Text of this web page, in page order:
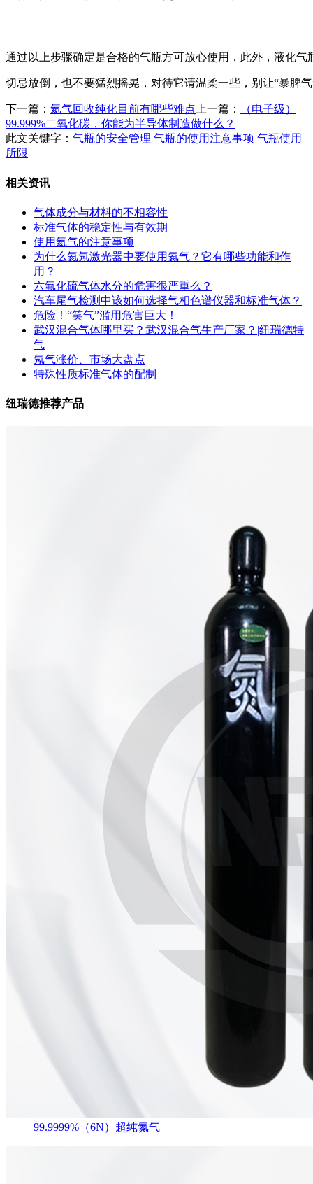
通过以上步骤确定是合格的气瓶方可放心使用，此外，液化气
切忌放倒，也不要猛烈摇晃，对待它请温柔一些，别让“暴脾
下一篇： 氦气回收纯化目前有哪些难点 上一篇：
（电子级）
99.999%二氧化碳，你能为半导体制造做什么？
此文关键字： 气瓶的安全管理 气瓶的使用注意事项 气瓶使用
所限
相关资讯
气体成分与材料的不相容性
标准气体的稳定性与有效期
使用氦气的注意事项
为什么氦氖激光器中要使用氦气？它有哪些功能和作
用？
六氟化硫气体水分的危害很严重么？
汽车尾气检测中该如何选择气相色谱仪器和标准气体？
危险！“笑气”滥用危害巨大！
武汉混合气体哪里买？武汉混合气生产厂家？|纽瑞德特
气
氖气涨价、市场大盘点
特殊性质标准气体的配制
纽瑞德推荐产品
99.9999%（6N）超纯氮气